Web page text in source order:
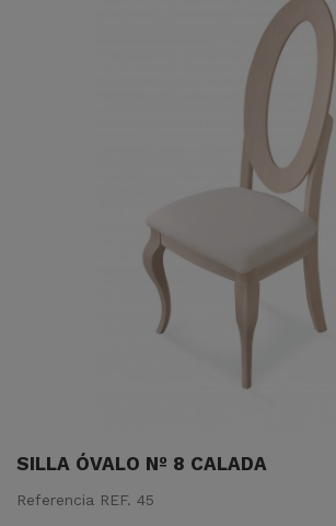
SILLA ÓVALO Nº 8 CALADA
Referencia REF. 45